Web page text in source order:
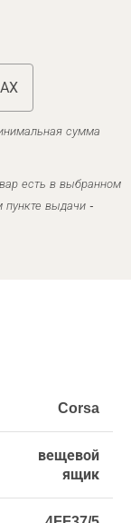
сумма
есть в выбранном
пункте выдачи -
Corsa
вещевой
ящик